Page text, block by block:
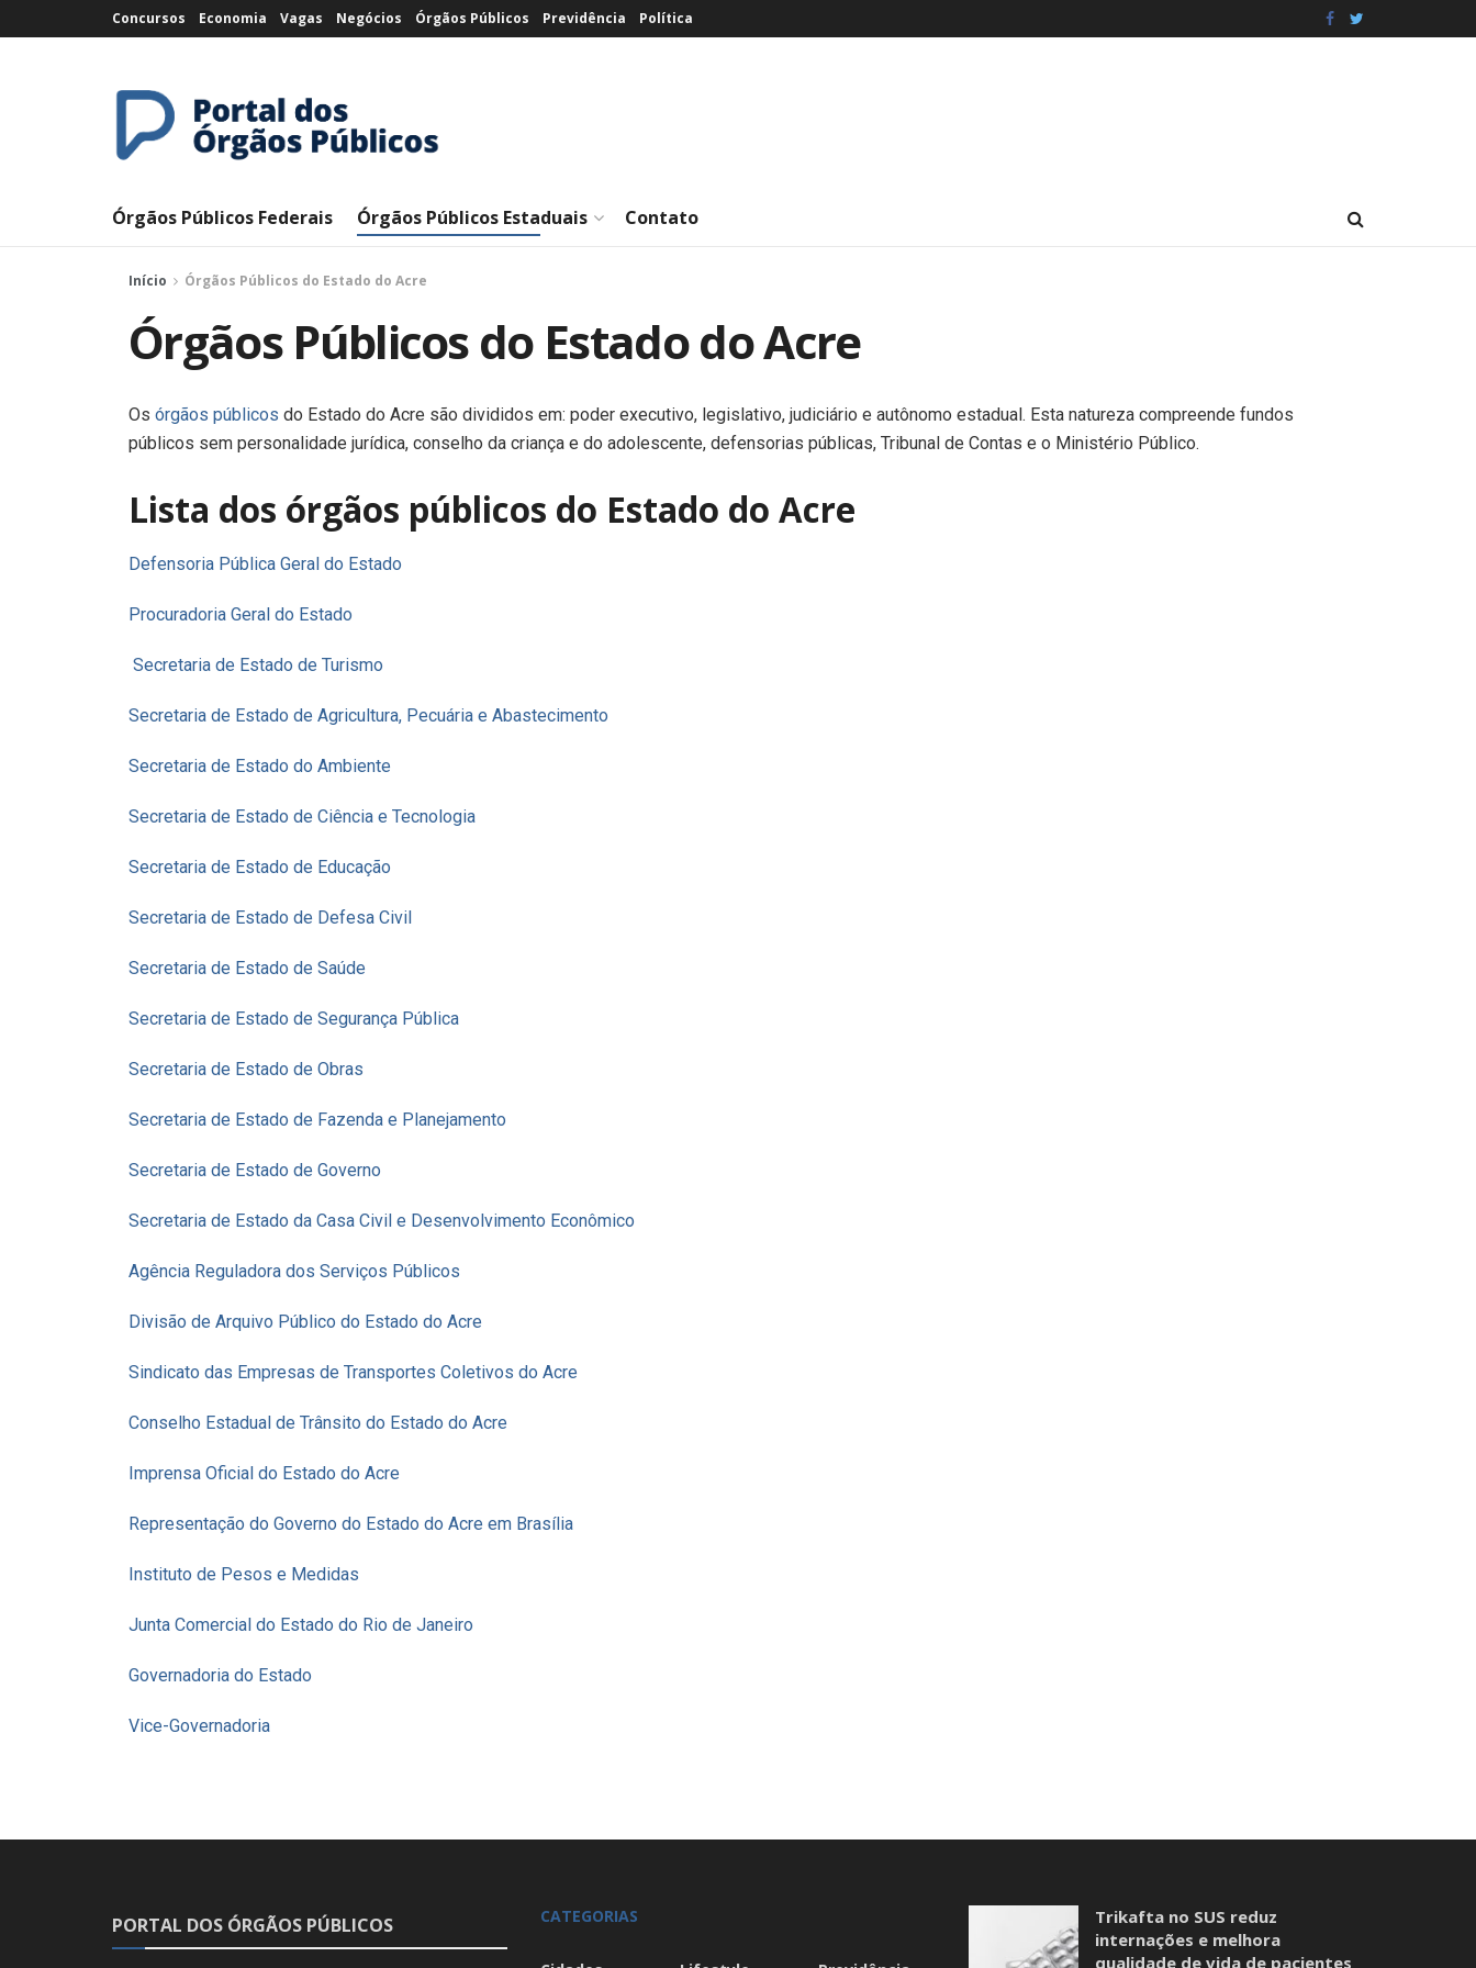
Concursos Economia Vagas Negócios Órgãos Públicos Previdência Política
Órgãos Públicos Federais Órgãos Públicos Estaduais Contato
Início Órgãos Públicos do Estado do Acre
Órgãos Públicos do Estado do Acre
Os órgãos públicos do Estado do Acre são divididos em: poder executivo, legislativo, judiciário e autônomo estadual. Esta natureza compreende fundos
públicos sem personalidade jurídica, conselho da criança e do adolescente, defensorias públicas, Tribunal de Contas e o Ministério Público.
Lista dos órgãos públicos do Estado do Acre
Defensoria Pública Geral do Estado
Procuradoria Geral do Estado
Secretaria de Estado de Turismo
Secretaria de Estado de Agricultura, Pecuária e Abastecimento
Secretaria de Estado do Ambiente
Secretaria de Estado de Ciência e Tecnologia
Secretaria de Estado de Educação
Secretaria de Estado de Defesa Civil
Secretaria de Estado de Saúde
Secretaria de Estado de Segurança Pública
Secretaria de Estado de Obras
Secretaria de Estado de Fazenda e Planejamento
Secretaria de Estado de Governo
Secretaria de Estado da Casa Civil e Desenvolvimento Econômico
Agência Reguladora dos Serviços Públicos
Divisão de Arquivo Público do Estado do Acre
Sindicato das Empresas de Transportes Coletivos do Acre
Conselho Estadual de Trânsito do Estado do Acre
Imprensa Oficial do Estado do Acre
Representação do Governo do Estado do Acre em Brasília
Instituto de Pesos e Medidas
Junta Comercial do Estado do Rio de Janeiro
Governadoria do Estado
Vice-Governadoria
PORTAL DOS ÓRGÃOS PÚBLICOS CATEGORIAS
Trikafta no SUS reduz
internações e melhora
qualidade de vida de pacientes